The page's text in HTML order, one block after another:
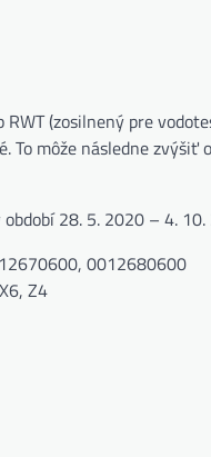
(zosilnený pre
To môže následne
28. 5. 2020 – 4.
0012680600
Z4